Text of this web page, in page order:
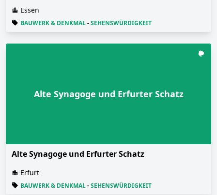
Essen
BAUWERK & DENKMAL-SEHENSWÜRDIGKEIT
Alte Synagoge und Erfurter Schatz
Alte Synagoge und Erfurter Schatz
Erfurt
BAUWERK & DENKMAL-SEHENSWÜRDIGKEIT